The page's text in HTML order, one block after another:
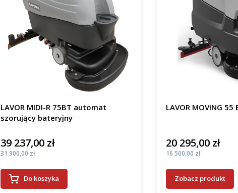
LAVOR MIDI-R 75BT automat
szorujący bateryjny
Cena
39 237,00 zł
Cena
31 900,00 zł
Do koszyka
LAVOR MOVING 55
Cena
20 295,00 zł
Cena
16 500,00 zł
Zobacz produkt